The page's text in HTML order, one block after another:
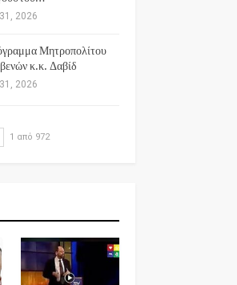
2026
Μητροπολίτου
κ.κ. Δαβίδ
2026
1 από 972